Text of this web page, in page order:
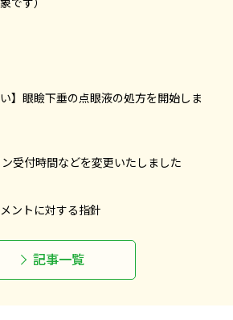
】眼瞼下垂の点眼液の処方を開始しま
受付時間などを変更いたしました
ントに対する指針
記事一覧